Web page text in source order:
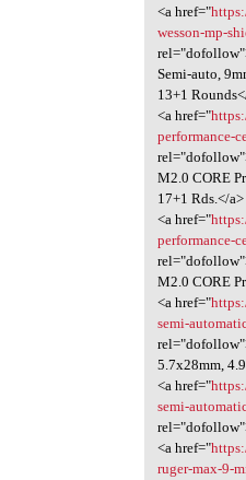
<a href="
wesson-mp-
Semi-auto,
13+1
<a href="
performance-
M2.0 CORE
17+1 Rds.</a>
<a href="
performance-
M2.0 CORE
<a href="
semi-
5.7x28mm,
<a href="
semi-
<a href="
ruger-max-9-